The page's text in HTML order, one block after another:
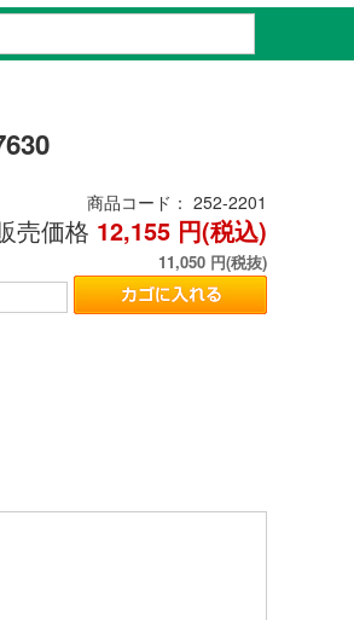
商品コード： 252-2201
売価格 12,155 円(税込)
11,050 円(税抜)